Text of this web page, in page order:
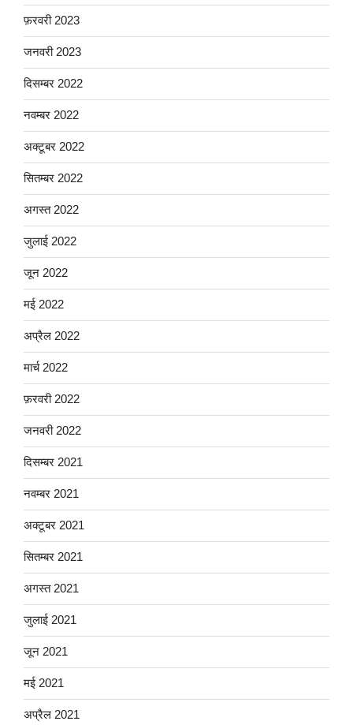
फ़रवरी 2023
जनवरी 2023
दिसम्बर 2022
नवम्बर 2022
अक्टूबर 2022
सितम्बर 2022
अगस्त 2022
जुलाई 2022
जून 2022
मई 2022
अप्रैल 2022
मार्च 2022
फ़रवरी 2022
जनवरी 2022
दिसम्बर 2021
नवम्बर 2021
अक्टूबर 2021
सितम्बर 2021
अगस्त 2021
जुलाई 2021
जून 2021
मई 2021
अप्रैल 2021